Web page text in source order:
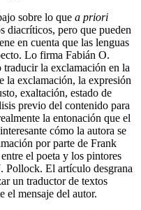
sobre lo que a priori
diacríticos, pero que pueden
en cuenta que las lenguas
Lo firma Fabián O.
la exclamación en la
la exclamación, la expresión
exaltación, estado de
previo del contenido para
la entonación que el
cómo la autora se
por parte de Frank
el poeta y los pintores
Pollock. El artículo desgrana
un traductor de textos
el mensaje del autor.